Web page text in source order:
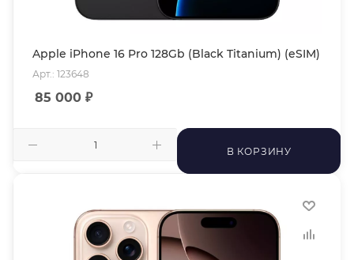
Apple iPhone 16 Pro 128Gb (Black Titanium) (eSIM)
Арт.: 123648
85 000 ₽
В КОРЗИНУ